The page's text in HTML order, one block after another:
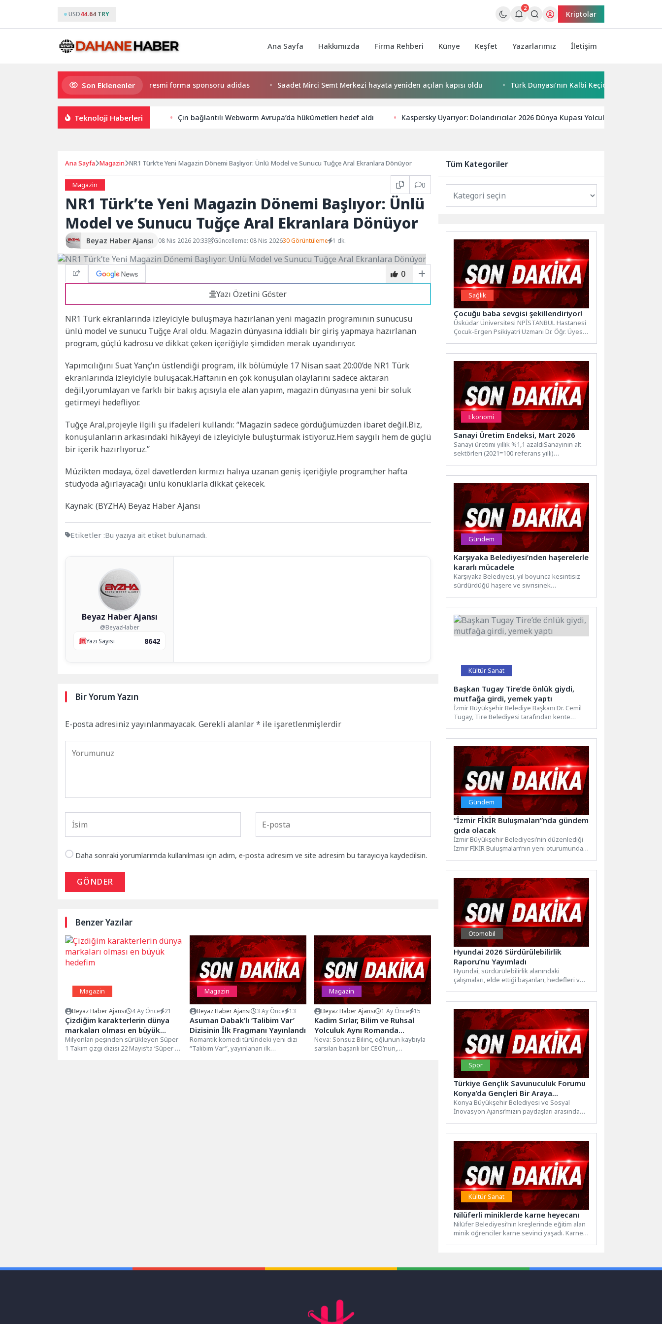
USD44.64 TRY
2
Kriptolar
Ana Sayfa Hakkımızda Firma Rehberi Künye Keşfet Yazarlarımız İletişim
Son Eklenenler
Eczacıbaşı Peron İstanbul’un resmi forma sponsoru adidas Saadet Mirci Semt Merkezi hayata yeniden açılan kapısı oldu Türk Dünyası’nın Kalbi Keçiören’de Attı
Teknoloji Haberleri Çin bağlantılı Webworm Avrupa’da hükümetleri hedef aldı Kaspersky Uyarıyor: Dolandırıcılar 2026 Dünya Kupası Yolcularını Hedef
Ana Sayfa Magazin NR1 Türk’te Yeni Magazin Dönemi Başlıyor: Ünlü Model ve Sunucu Tuğçe Aral Ekranlara Dönüyor
Magazin 0
NR1 Türk’te Yeni Magazin Dönemi Başlıyor: Ünlü
Model ve Sunucu Tuğçe Aral Ekranlara Dönüyor
Beyaz Haber Ajansı 08 Nis 2026 20:33 Güncelleme: 08 Nis 202630 Görüntüleme 1 dk.
0
Yazı Özetini Göster
NR1 Türk ekranlarında izleyiciyle buluşmaya hazırlanan yeni magazin programının sunucusu
ünlü model ve sunucu Tuğçe Aral oldu. Magazin dünyasına iddialı bir giriş yapmaya hazırlanan
program, güçlü kadrosu ve dikkat çeken içeriğiyle şimdiden merak uyandırıyor.
Yapımcılığını Suat Yanç’ın üstlendiği program, ilk bölümüyle 17 Nisan saat 20:00’de NR1 Türk
ekranlarında izleyiciyle buluşacak.Haftanın en çok konuşulan olaylarını sadece aktaran
değil,yorumlayan ve farklı bir bakış açısıyla ele alan yapım, magazin dünyasına yeni bir soluk
getirmeyi hedefliyor.
Tuğçe Aral,projeyle ilgili şu ifadeleri kullandı: “Magazin sadece gördüğümüzden ibaret değil.Biz,
konuşulanların arkasındaki hikâyeyi de izleyiciyle buluşturmak istiyoruz.Hem saygılı hem de güçlü
bir içerik hazırlıyoruz.”
Müzikten modaya, özel davetlerden kırmızı halıya uzanan geniş içeriğiyle program;her hafta
stüdyoda ağırlayacağı ünlü konuklarla dikkat çekecek.
Kaynak: (BYZHA) Beyaz Haber Ajansı
Etiketler :Bu yazıya ait etiket bulunamadı.
Beyaz Haber Ajansı
@BeyazHaber
Yazı Sayısı
8642
Bir Yorum Yazın
E-posta adresiniz yayınlanmayacak. Gerekli alanlar* ile işaretlenmişlerdir
Daha sonraki yorumlarımda kullanılması için adım, e-posta adresim ve site adresim bu tarayıcıya kaydedilsin.
GÖNDER
Benzer Yazılar
Magazin
Beyaz Haber Ajansı 4 Ay Önce 21
Çizdiğim karakterlerin dünya
markaları olması en büyük
hedefim
Milyonları peşinden sürükleyen Süper
1 Takım çizgi dizisi 22 Mayıs’ta ‘Süper 1
Magazin
Beyaz Haber Ajansı 3 Ay Önce 13
Asuman Dabak’lı ‘Talibim Var’
Dizisinin İlk Fragmanı Yayınlandı
Romantik komedi türündeki yeni dizi
“Talibim Var”, yayınlanan ilk
Magazin
Beyaz Haber Ajansı 1 Ay Önce 15
Kadim Sırlar, Bilim ve Ruhsal
Yolculuk Aynı Romanda
Buluşuyor: Neva: Sonsuz Bilinç
Neva: Sonsuz Bilinç, oğlunun kaybıyla
sarsılan başarılı bir CEO’nun,
Tüm Kategoriler
Sağlık
Çocuğu baba sevgisi şekillendiriyor!
Üsküdar Üniversitesi NPİSTANBUL Hastanesi
Çocuk-Ergen Psikiyatri Uzmanı Dr. Öğr. Üyesi
Ekonomi
Sanayi Üretim Endeksi, Mart 2026
Sanayi üretimi yıllık %1,1 azaldıSanayinin alt
sektörleri (2021=100 referans yıllı)
Gündem
Karşıyaka Belediyesi’nden haşerelerle
kararlı mücadele
Karşıyaka Belediyesi, yıl boyunca kesintisiz
sürdürdüğü haşere ve sivrisinek
Kültür Sanat
Başkan Tugay Tire’de önlük giydi,
mutfağa girdi, yemek yaptı
İzmir Büyükşehir Belediye Başkanı Dr. Cemil
Tugay, Tire Belediyesi tarafından kente
Gündem
“İzmir FİKİR Buluşmaları”nda gündem
gıda olacak
İzmir Büyükşehir Belediyesi’nin düzenlediği
İzmir FİKİR Buluşmaları’nın yeni oturumunda
Otomobil
Hyundai 2026 Sürdürülebilirlik
Raporu’nu Yayımladı
Hyundai, sürdürülebilirlik alanındaki
çalışmaları, elde ettiği başarıları, hedefleri ve
Spor
Türkiye Gençlik Savunuculuk Forumu
Konya’da Gençleri Bir Araya
Getirecek
Konya Büyükşehir Belediyesi ve Sosyal
İnovasyon Ajansı’mızın paydaşları arasında
Kültür Sanat
Nilüferli miniklerde karne heyecanı
Nilüfer Belediyesi’nin kreşlerinde eğitim alan
minik öğrenciler karne sevinci yaşadı. Karne